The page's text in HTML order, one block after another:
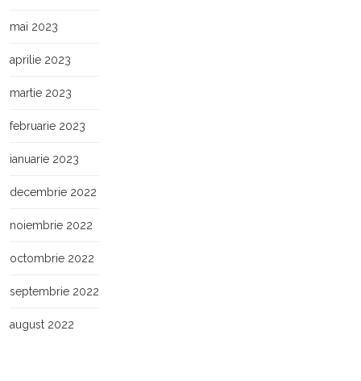
mai 2023
aprilie 2023
martie 2023
februarie 2023
ianuarie 2023
decembrie 2022
noiembrie 2022
octombrie 2022
septembrie 2022
august 2022